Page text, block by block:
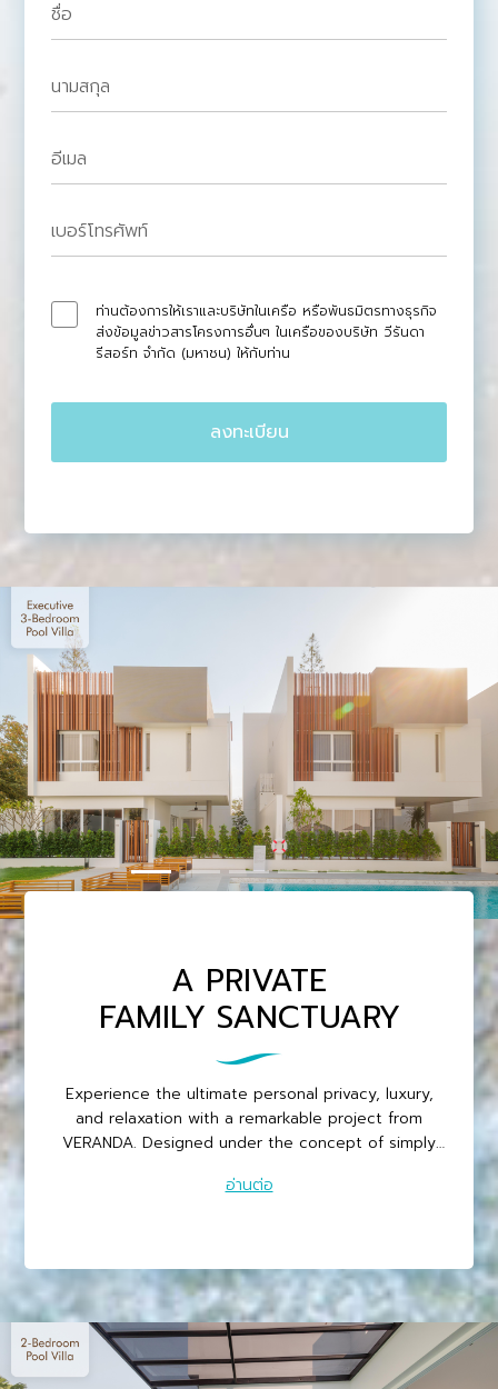
ชื่อ
นามสกุล
อีเมล
เบอร์โทรศัพท์
ท่านต้องการให้เราและบริษัทในเครือ หรือพันธมิตรทางธุรกิจ
ส่งข้อมูลข่าวสารโครงการอื่นๆ ในเครือของบริษัท วีรันดา
รีสอร์ท จำกัด (มหาชน) ให้กับท่าน
A PRIVATE
FAMILY SANCTUARY
Experience the ultimate personal privacy, luxury,
and relaxation with a remarkable project from
VERANDA. Designed under the concept of simply
yourself in nature privately. Strategically located at
อ่านต่อ